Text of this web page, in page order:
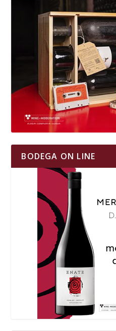
BODEGA ON LINE